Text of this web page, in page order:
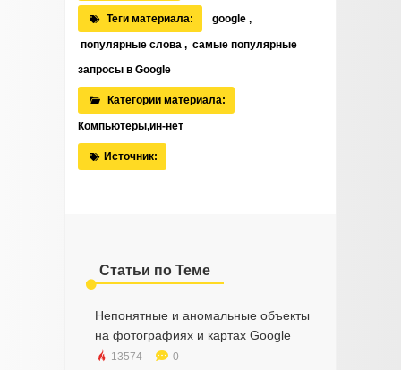
Теги материала: google ,
популярные слова , самые популярные
запросы в Google
Категории материала:
Компьютеры,ин-нет
Источник:
Статьи по Теме
Непонятные и аномальные объекты
на фотографиях и картах Google
13574 0